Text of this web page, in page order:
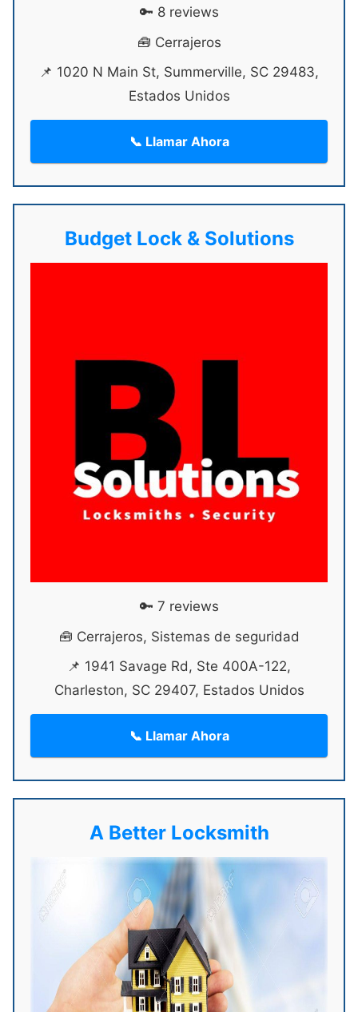
🔑 8 reviews
🧰 Cerrajeros
📌 1020 N Main St, Summerville, SC 29483,
Estados Unidos
📞 Llamar Ahora
Budget Lock & Solutions
🔑 7 reviews
🧰 Cerrajeros, Sistemas de seguridad
📌 1941 Savage Rd, Ste 400A-122,
Charleston, SC 29407, Estados Unidos
📞 Llamar Ahora
A Better Locksmith